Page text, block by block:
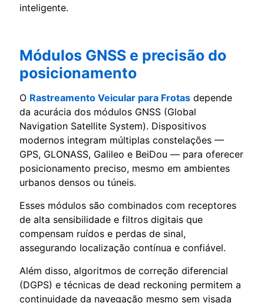
inteligente.
Módulos GNSS e precisão do
posicionamento
O Rastreamento Veicular para Frotas depende
da acurácia dos módulos GNSS (Global
Navigation Satellite System). Dispositivos
modernos integram múltiplas constelações —
GPS, GLONASS, Galileo e BeiDou — para oferecer
posicionamento preciso, mesmo em ambientes
urbanos densos ou túneis.
Esses módulos são combinados com receptores
de alta sensibilidade e filtros digitais que
compensam ruídos e perdas de sinal,
assegurando localização contínua e confiável.
Além disso, algoritmos de correção diferencial
(DGPS) e técnicas de dead reckoning permitem a
continuidade da navegação mesmo sem visada